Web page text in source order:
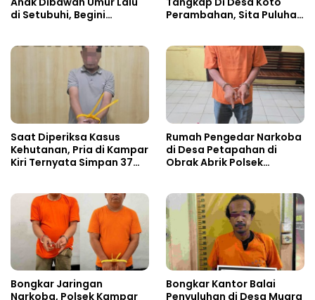
di Setubuhi, Begini
Perambahan, Sita Puluhan
Saat Diperiksa Kasus
Kehutanan, Pria di Kampar
Kiri Ternyata Simpan 37
Rumah Pengedar Narkoba
di Desa Petapahan di
Obrak Abrik Polsek
Bongkar Jaringan
Narkoba, Polsek Kampar
Bongkar Kantor Balai
Penyuluhan di Desa Muara